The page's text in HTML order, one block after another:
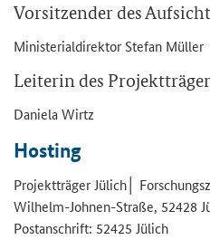
Vor­sit­zen­der des
Mi­nis­te­ri­al­di­rek­tor Ste­fan Mül­ler
Lei­te­rin des
Da­nie­la Wirtz
Hos­ting
Pro­jekt­trä­ger Jü­lich│
Wilhelm-​Johnen-Straße, 52428
Post­an­schrift: 52425 Jü­lich